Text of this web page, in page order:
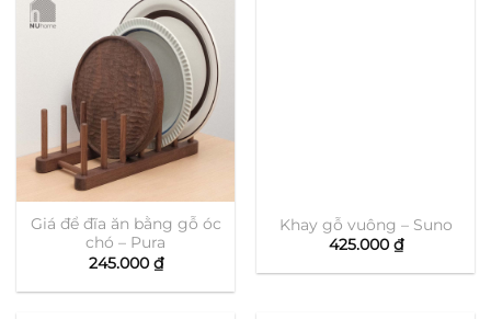
Giá để đĩa ăn bằng gỗ óc
chó – Pura
245.000 ₫
Khay gỗ vuông – Suno
425.000 ₫